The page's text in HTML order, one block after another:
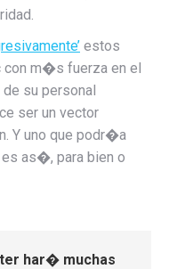
estos
con m�s fuerza en el
su personal
ser un vector
Y uno que podr�a
as�, para bien o
har� muchas